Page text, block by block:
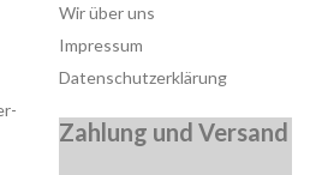
Wir über uns
Impressum
Datenschutzerklärung
Zahlung und Versand